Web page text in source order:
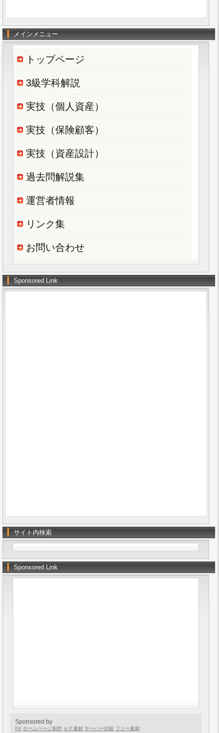
メインメニュー
トップページ
3級学科解説
実技（個人資産）
実技（保険顧客）
実技（資産設計）
過去問解説集
運営者情報
リンク集
お問い合わせ
Sponsored Link
サイト内検索
Sponsored Link
Sponsored by
FX ホームページ制作 ＨＰ素材 サーバー比較 フリー素材